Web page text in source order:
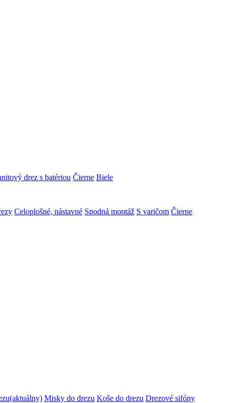
drez s batériou Čierne Biele
Celoplošné, nástavné Spodná montáž S varičom Čierne
(aktuálny) Misky do drezu Koše do drezu Drezové sifóny